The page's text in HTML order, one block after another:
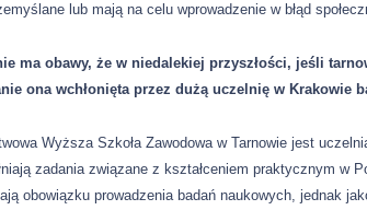
lub mają na celu wprowadzenie w błąd
ma obawy, że w niedalekiej przyszłości, jeśli
ona wchłonięta przez dużą uczelnię w Krakowie
Wyższa Szkoła Zawodowa w Tarnowie jest
zadania związane z kształceniem praktycznym w
obowiązku prowadzenia badań naukowych, jednak